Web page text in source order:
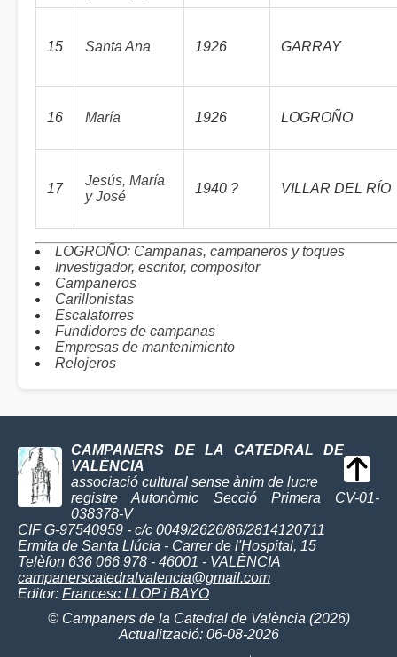
15 Santa Ana 1926 GARRAY
16 María 1926 LOGROÑO
17
Jesús, María
y José
1940 ? VILLAR DEL RÍO
LOGROÑO: Campanas, campaneros y toques
Investigador, escritor, compositor
Campaneros
Carillonistas
Escalatorres
Fundidores de campanas
Empresas de mantenimiento
Relojeros
CAMPANERS DE LA CATEDRAL DE
VALÈNCIA
associació cultural sense ànim de lucre
registre Autonòmic Secció Primera CV-01-
038378-V
CIF G-97540959 - c/c 0049/2626/86/2814120711
Ermita de Santa Llúcia - Carrer de l'Hospital, 15
Telèfon 636 066 978 - 46001 - VALÈNCIA
campanerscatedralvalencia@gmail.com
Editor: Francesc LLOP i BAYO
© Campaners de la Catedral de València (2026)
Actualització: 06-08-2026